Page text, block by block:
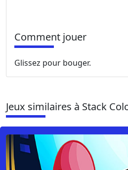
Comment jouer
Glissez pour bouger.
Jeux similaires à Stack